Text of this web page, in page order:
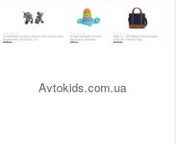
Avtokids.com.ua